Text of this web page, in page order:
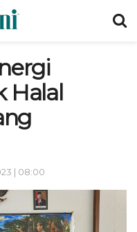
Halal
| 08:00